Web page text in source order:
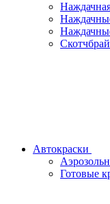
Автокраски
Готовые